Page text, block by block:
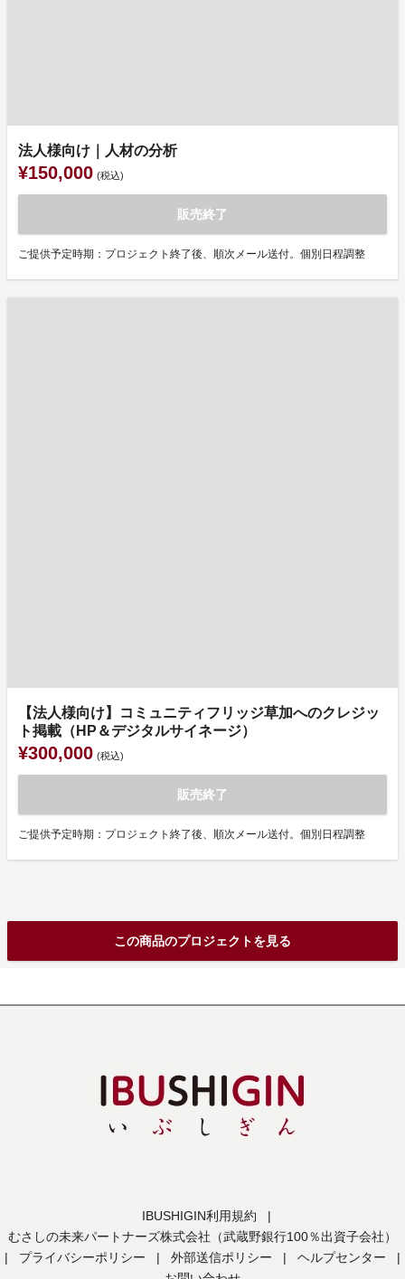
法人様向け｜人材の分析
¥150,000 (税込)
販売終了
ご提供予定時期：プロジェクト終了後、順次メール送付。個別日程調整
【法人様向け】コミュニティフリッジ草加へのクレジッ
ト掲載（HP＆デジタルサイネージ）
¥300,000 (税込)
販売終了
ご提供予定時期：プロジェクト終了後、順次メール送付。個別日程調整
この商品のプロジェクトを見る
IBUSHIGIN利用規約
|
むさしの未来パートナーズ株式会社（武蔵野銀行100％出資子会社）
|
プライバシーポリシー | 外部送信ポリシー | ヘルプセンター
|